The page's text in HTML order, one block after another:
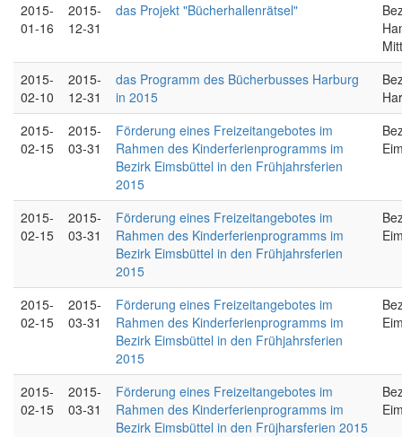
2015-
01-16
2015-
12-31
das Projekt "Bücherhallenrätsel"
2015-
02-10
2015-
12-31
das Programm des Bücherbusses Harburg
in 2015
2015-
02-15
2015-
03-31
Förderung eines Freizeitangebotes im
Rahmen des Kinderferienprogramms im
Bezirk Eimsbüttel in den Frühjahrsferien
2015
2015-
02-15
2015-
03-31
Förderung eines Freizeitangebotes im
Rahmen des Kinderferienprogramms im
Bezirk Eimsbüttel in den Frühjahrsferien
2015
2015-
02-15
2015-
03-31
Förderung eines Freizeitangebotes im
Rahmen des Kinderferienprogramms im
Bezirk Eimsbüttel in den Frühjahrsferien
2015
2015-
02-15
2015-
03-31
Förderung eines Freizeitangebotes im
Rahmen des Kinderferienprogramms im
Bezirk Eimsbüttel in den Früjharsferien 2015